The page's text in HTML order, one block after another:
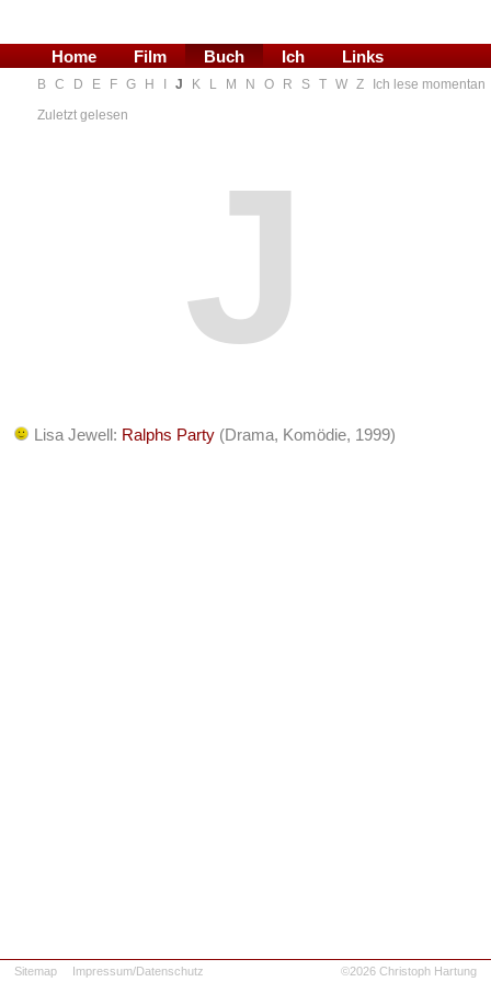
Home Film Buch Ich Links
B C D E F G H J K L M N O R S T W Z
Ich lese momentan
Zuletzt gelesen
J
Lisa Jewell: Ralphs Party (Drama, Komödie, 1999)
Sitemap Impressum/Datenschutz ©2026 Christoph Hartung